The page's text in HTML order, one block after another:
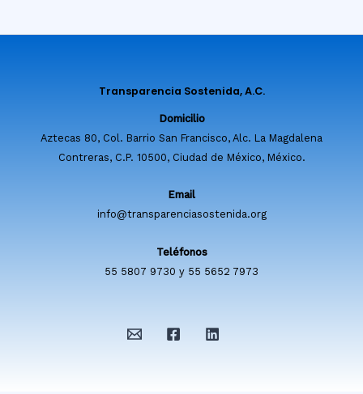
Transparencia Sostenida, A.C.
Domicilio
Aztecas 80, Col. Barrio San Francisco, Alc. La Magdalena
Contreras, C.P. 10500, Ciudad de México, México.
Email
info@transparenciasostenida.org
Teléfonos
55 5807 9730 y 55 5652 7973